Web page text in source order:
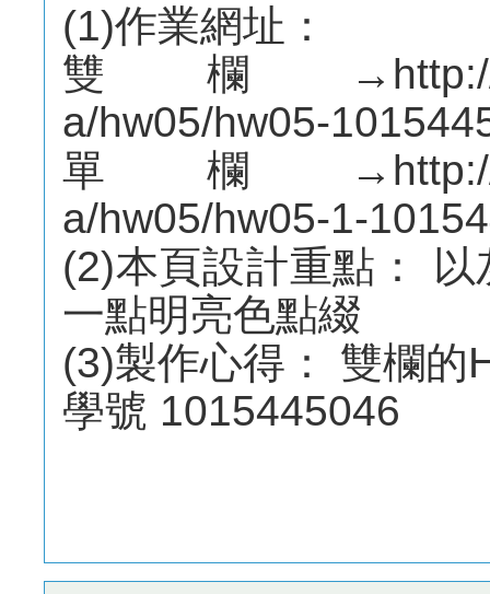
(1)作業網址：
雙欄→http://
a/hw05/hw05-
單欄→http://
a/hw05/hw05-1-
(2)本頁設計重點：
一點明亮色點綴
(3)製作心得： 雙欄的
學號 1015445046